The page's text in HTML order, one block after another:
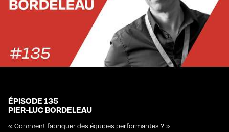
ÉPISODE 135
PIER-LUC BORDELEAU
« Comment fabriquer des équipes performantes ? »